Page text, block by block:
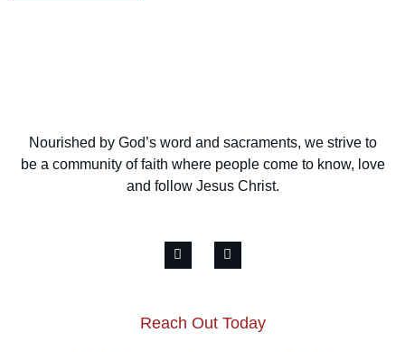
Nourished by God’s word and sacraments, we strive to
be a community of faith where people come to know, love
and follow Jesus Christ.
Reach Out Today